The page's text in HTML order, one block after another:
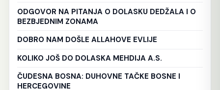
ODGOVOR NA PITANJA O DOLASKU DEDŽALA I O
BEZBJEDNIM ZONAMA
DOBRO NAM DOŠLE ALLAHOVE EVLIJE
KOLIKO JOŠ DO DOLASKA MEHDIJA A.S.
ČUDESNA BOSNA: DUHOVNE TAČKE BOSNE I
HERCEGOVINE